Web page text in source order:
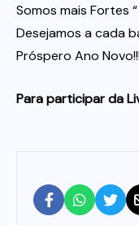
Somos mais Fortes “
Desejamos a cada
Próspero Ano
Para participar da